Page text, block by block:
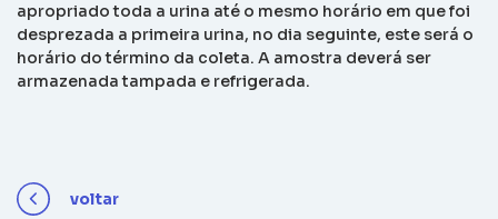
apropriado toda a urina até o mesmo horário em que foi
desprezada a primeira urina, no dia seguinte, este será o
horário do término da coleta. A amostra deverá ser
armazenada tampada e refrigerada.
voltar